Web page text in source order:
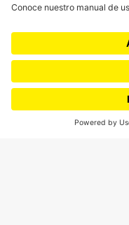
BOGOTÁ, COLOMBIA